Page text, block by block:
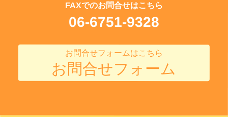
FAXでのお問合せはこちら
06-6751-9328
お問合せフォームはこちら
お問合せフォーム